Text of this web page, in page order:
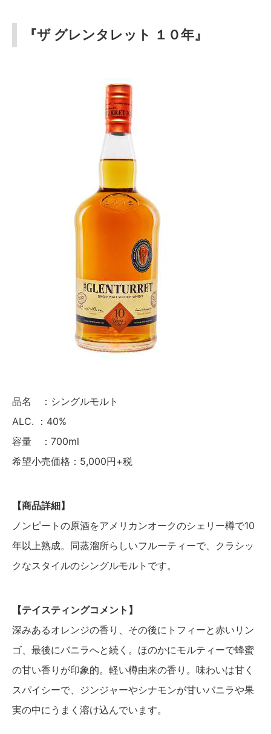
『ザ グレンタレット １０年』
品名 ：シングルモルト
ALC. ：40%
容量 ：700ml
希望小売価格：5,000円+税
【商品詳細】
ノンピートの原酒をアメリカンオークのシェリー樽で10
年以上熟成。同蒸溜所らしいフルーティーで、クラシッ
クなスタイルのシングルモルトです。
【テイスティングコメント】
深みあるオレンジの香り、その後にトフィーと赤いリン
ゴ、最後にバニラへと続く。ほのかにモルティーで蜂蜜
の甘い香りが印象的。軽い樽由来の香り。味わいは甘く
スパイシーで、ジンジャーやシナモンが甘いバニラや果
実の中にうまく溶け込んでいます。